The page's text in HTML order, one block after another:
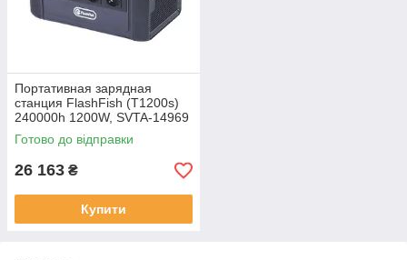
Портативная зарядная
станция FlashFish (Т1200s)
240000h 1200W, SVTA-14969
Готово до відправки
26 163 ₴
Купити